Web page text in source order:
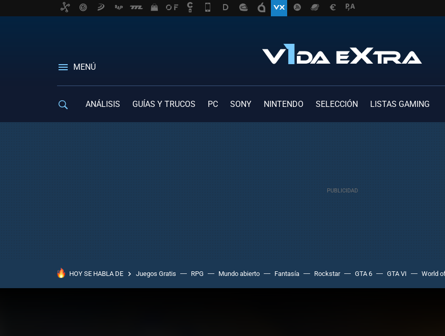
MENÚ
ANÁLISIS GUÍAS Y TRUCOS PC SONY NINTENDO SELECCIÓN LISTAS GAMING
HOY SE HABLA DE Juegos Gratis RPG Mundo abierto Fantasía Rockstar GTA 6 GTA VI World